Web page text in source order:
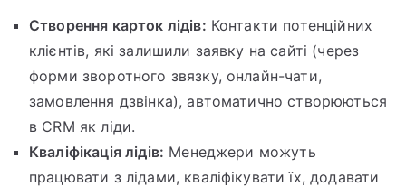
Створення карток лідів: Контакти потенційних
клієнтів, які залишили заявку на сайті (через
форми зворотного звязку, онлайн-чати,
замовлення дзвінка), автоматично створюються
в CRM як ліди.
Кваліфікація лідів: Менеджери можуть
працювати з лідами, кваліфікувати їх, додавати